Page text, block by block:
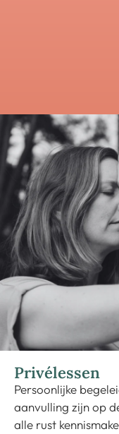
Privélessen
Persoonlijke
aanvulling zijn op
alle rust